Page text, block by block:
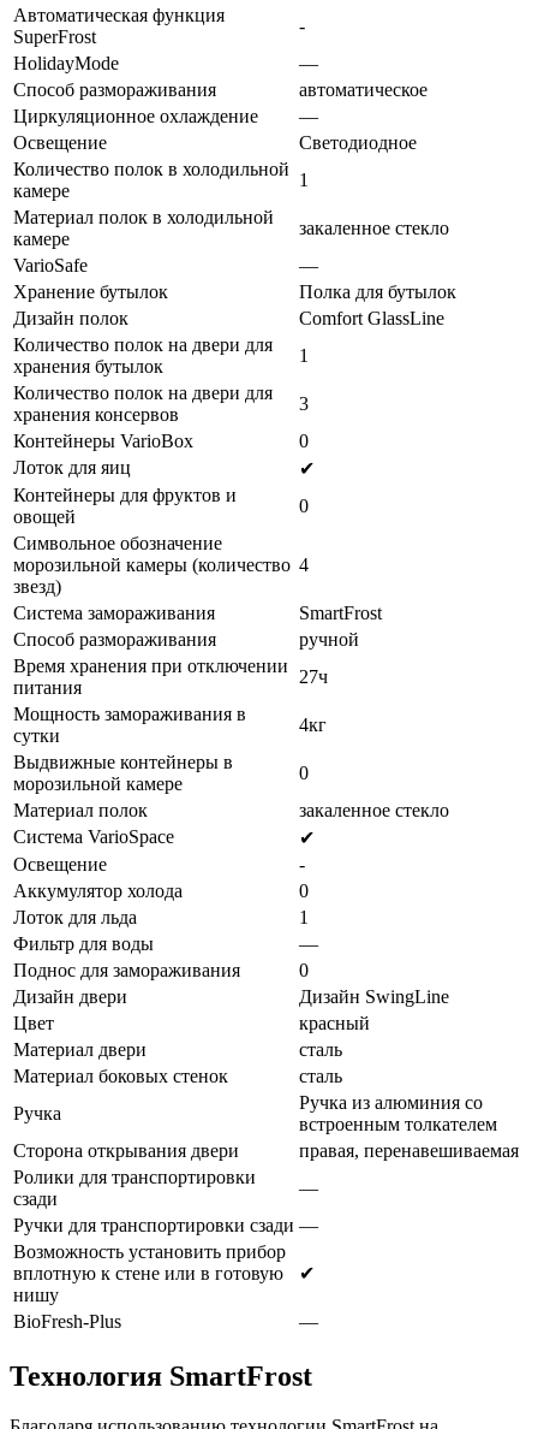
Автоматическая функция
SuperFrost
-
HolidayMode
—
Способ размораживания
автоматическое
Циркуляционное охлаждение
—
Освещение
Светодиодное
Количество полок в холодильной
камере
1
Материал полок в холодильной
камере
закаленное стекло
VarioSafe
—
Хранение бутылок
Полка для бутылок
Дизайн полок
Comfort GlassLine
Количество полок на двери для
хранения бутылок
1
Количество полок на двери для
хранения консервов
3
Контейнеры VarioBox
0
Лоток для яиц
✔
Контейнеры для фруктов и
овощей
0
Символьное обозначение
морозильной камеры (количество
звезд)
4
Система замораживания
SmartFrost
Способ размораживания
ручной
Время хранения при отключении
питания
27ч
Мощность замораживания в
сутки
4кг
Выдвижные контейнеры в
морозильной камере
0
Материал полок
закаленное стекло
Система VarioSpace
✔
Освещение
-
Аккумулятор холода
0
Лоток для льда
1
Фильтр для воды
—
Поднос для замораживания
0
Дизайн двери
Дизайн SwingLine
Цвет
красный
Материал двери
сталь
Материал боковых стенок
сталь
Ручка
Ручка из алюминия со
встроенным толкателем
Сторона открывания двери
правая, перенавешиваемая
Ролики для транспортировки
сзади
—
Ручки для транспортировки сзади —
Возможность установить прибор
вплотную к стене или в готовую
нишу
✔
BioFresh-Plus —
Технология SmartFrost